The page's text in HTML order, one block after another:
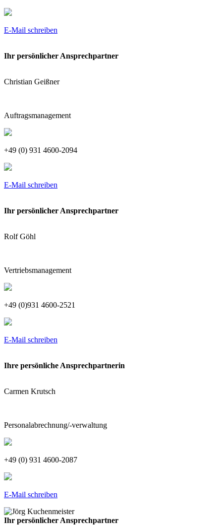
E-Mail schreiben
Ihr persönlicher Ansprechpartner
Christian Geißner
Auftragsmanagement
+49 (0) 931 4600-2094
E-Mail schreiben
Ihr persönlicher Ansprechpartner
Rolf Göhl
Vertriebsmanagement
+49 (0)931 4600-2521
E-Mail schreiben
Ihre persönliche Ansprechpartnerin
Carmen Krutsch
Personalabrechnung/-verwaltung
+49 (0) 931 4600-2087
E-Mail schreiben
Ihr persönlicher Ansprechpartner